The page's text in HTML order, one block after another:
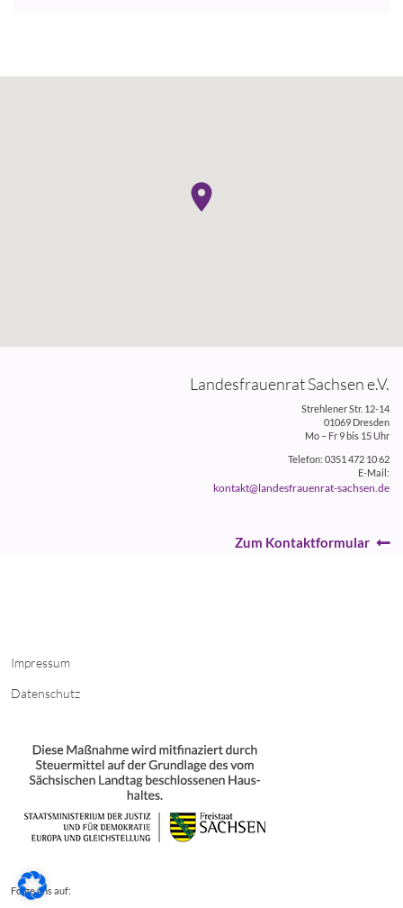
Landesfrauenrat Sachsen e.V.
Strehlener Str. 12-14
01069 Dresden
Mo – Fr 9 bis 15 Uhr
Telefon: 0351 472 10 62
E-Mail:
kontakt@landesfrauenrat-sachsen.de
Zum Kontaktformular
Impressum
Datenschutz
Folge uns auf: